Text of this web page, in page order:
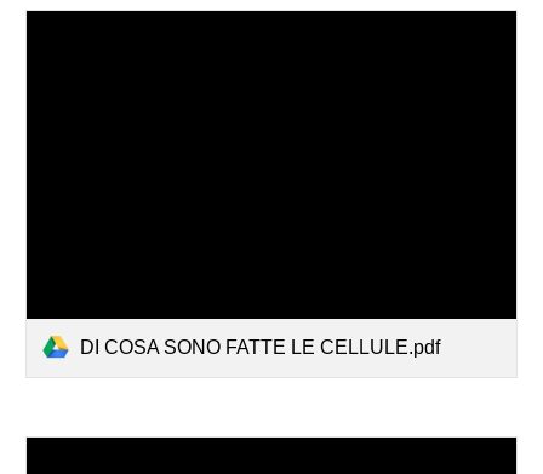
DI COSA SONO FATTE LE CELLULE.pdf